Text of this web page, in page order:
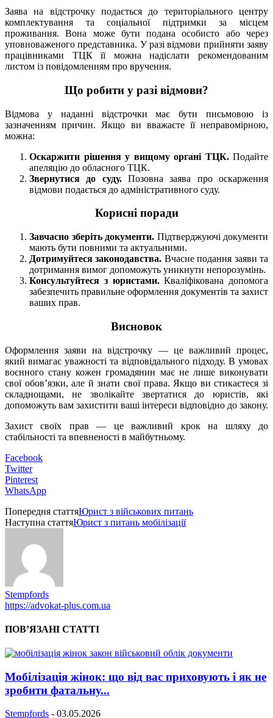
Заява на відстрочку подається до територіального центру
комплектування та соціальної підтримки за місцем
проживання. Вона може бути подана особисто або через
уповноваженого представника. У разі відмови прийняти заяву
працівниками ТЦК її можна надіслати рекомендованим
листом із повідомленням про вручення.
Що робити у разі відмови?
Відмова у наданні відстрочки має бути письмовою із
зазначенням причин. Якщо ви вважаєте її неправомірною,
можна:
Оскаржити рішення у вищому органі ТЦК.Подайте
апеляцію до обласного ТЦК.
Звернутися до суду.Позовна заява про оскарження
відмови подається до адміністративного суду.
Корисні поради
Завчасно зберіть документи. Підтверджуючі документи
мають бути повними та актуальними.
Дотримуйтеся законодавства. Вчасне подання заяви та
дотримання вимог допоможуть уникнути непорозумінь.
Консультуйтеся з юристами.Кваліфікована допомога
забезпечить правильне оформлення документів та захист
ваших прав.
Висновок
Оформлення заяви на відстрочку — це важливий процес,
який вимагає уважності та відповідального підходу. В умовах
воєнного стану кожен громадянин має не лише виконувати
свої обов’язки, але й знати свої права. Якщо ви стикаєтеся зі
складнощами, не зволікайте звертатися до юристів, які
допоможуть вам захистити ваші інтереси відповідно до закону.
Захист своїх прав — це важливий крок на шляху до
стабільності та впевненості в майбутньому.
Facebook
Twitter
Pinterest
WhatsApp
Попередня статтяЮрист з військових питань
Наступна статтяЮрист з питань мобілізації
Stempfords
https://advokat-plus.com.ua
ПОВ’ЯЗАНІ СТАТТІ
Мобілізація жінок: що від вас приховують і як не
зробити фатальну...
Stempfords - 03.05.2026